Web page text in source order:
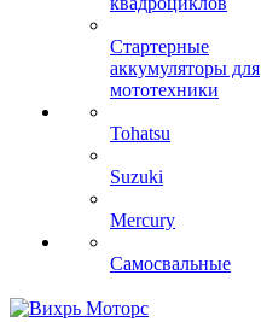
Стартерные
аккумуляторы для
мототехники
Tohatsu
Suzuki
Mercury
Самосвальные